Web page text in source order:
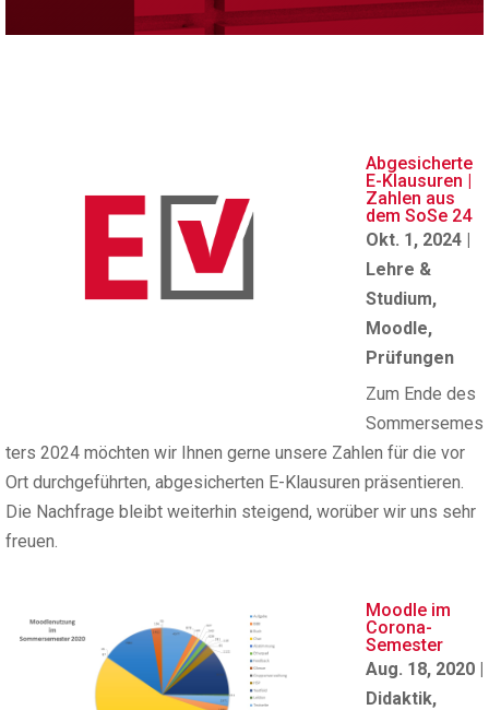
Abgesicherte
E-Klausuren |
Zahlen aus
dem SoSe 24
Okt. 1, 2024 |
Lehre &
Studium,
Moodle,
Prüfungen
Zum Ende des
Sommersemes
ters 2024 möchten wir Ihnen gerne unsere Zahlen für die vor
Ort durchgeführten, abgesicherten E-Klausuren präsentieren.
Die Nachfrage bleibt weiterhin steigend, worüber wir uns sehr
freuen.
Moodle im
Corona-
Semester
Aug. 18, 2020 |
Didaktik,